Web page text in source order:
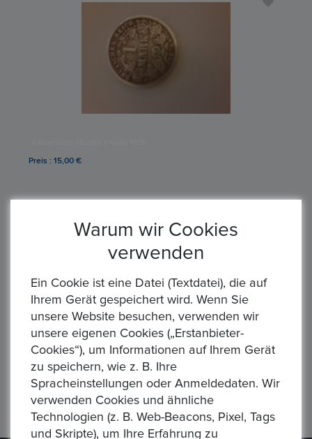
Preis : 15,00 €
Kaiserreich Münze 1/2 Mark 1907 3x 1 Mark 1876 u. 1882
Preis : 90,00 €
Anzahl von Artikeln:5/ Seiten1von
Warum wir Cookies
verwenden
Ein Cookie ist eine Datei (Textdatei), die auf
Ihrem Gerät gespeichert wird. Wenn Sie
unsere Website besuchen, verwenden wir
unsere eigenen Cookies („Erstanbieter-
Cookies“), um Informationen auf Ihrem Gerät
zu speichern, wie z. B. Ihre
Spracheinstellungen oder Anmeldedaten. Wir
verwenden Cookies und ähnliche
Technologien (z. B. Web-Beacons, Pixel, Tags
und Skripte), um Ihre Erfahrung zu